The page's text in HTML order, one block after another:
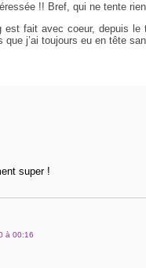
!! Bref, qui ne tente rien
est fait avec coeur, depuis le
j’ai toujours eu en tête
super !
à 00:16